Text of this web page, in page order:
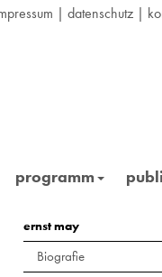
| datenschutz |
programm
ernst may
Biografie